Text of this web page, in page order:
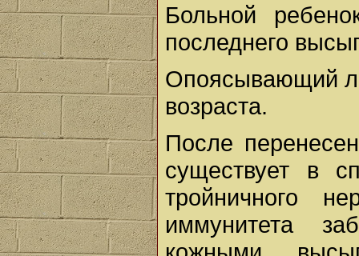
Больной
последнего
Опоясывающий
возраста.
После
существует в
тройничного
иммунитета